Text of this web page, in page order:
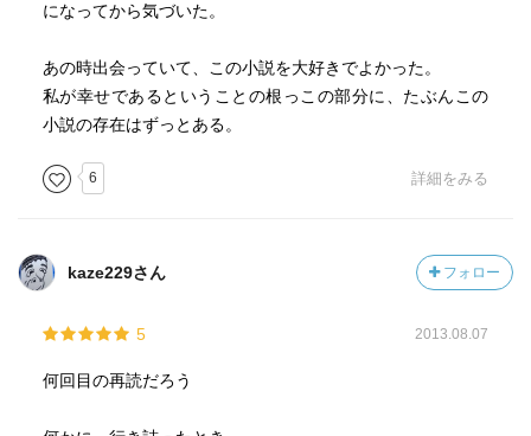
になってから気づいた。
あの時出会っていて、この小説を大好きでよかった。
私が幸せであるということの根っこの部分に、たぶんこの
小説の存在はずっとある。
6 詳細をみる
kaze229さん フォロー
5 2013.08.07
何回目の再読だろう